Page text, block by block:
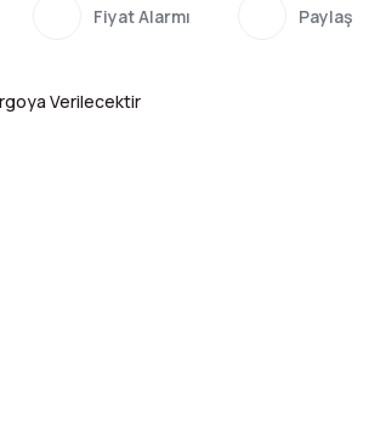
Fiyat Alarmı Paylaş
Verilecektir